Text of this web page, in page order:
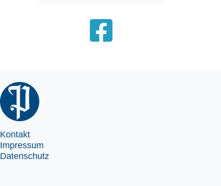
Kontakt
Impressum
Datenschutz